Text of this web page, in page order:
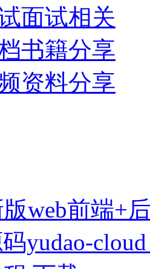
面试相关
书籍分享
资料分享
版web前端+
yudao-